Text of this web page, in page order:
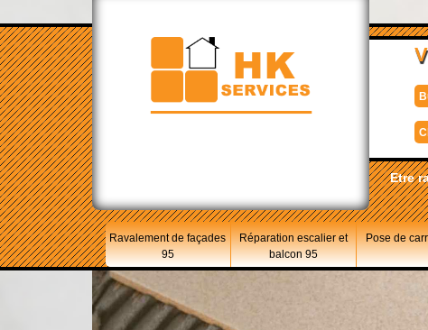
Etre
Ravalement de façades
95
Réparation escalier et
balcon 95
Pose de